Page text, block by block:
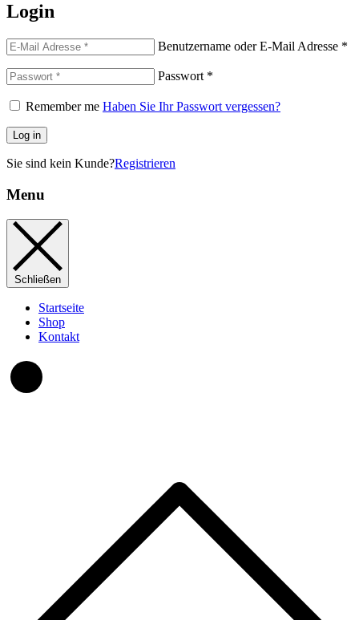
Login
Benutzername oder E-Mail Adresse *
Passwort *
Remember me Haben Sie Ihr Passwort vergessen?
Log in
Sie sind kein Kunde?Registrieren
Menu
Schließen
Startseite
Shop
Kontakt